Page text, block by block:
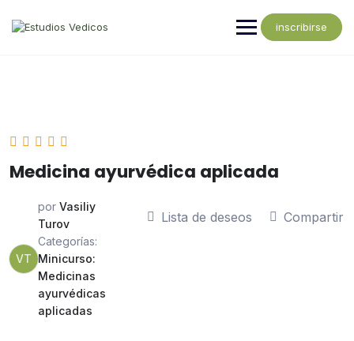
inscribirse
Medicina ayurvédica aplicada
VT
por Vasiliy
Turov
Categorías:
Minicurso:
Medicinas
ayurvédicas
aplicadas
Lista de deseos Compartir